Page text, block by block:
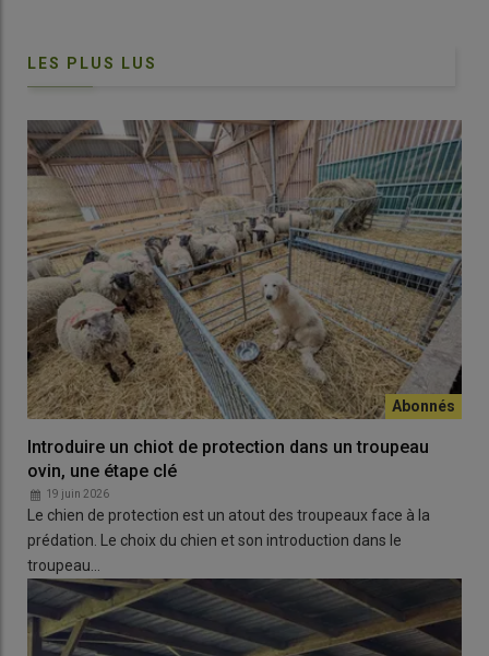
LES PLUS LUS
Introduire un chiot de protection dans un troupeau
ovin, une étape clé
19 juin 2026
Le chien de protection est un atout des troupeaux face à la
prédation. Le choix du chien et son introduction dans le
troupeau…